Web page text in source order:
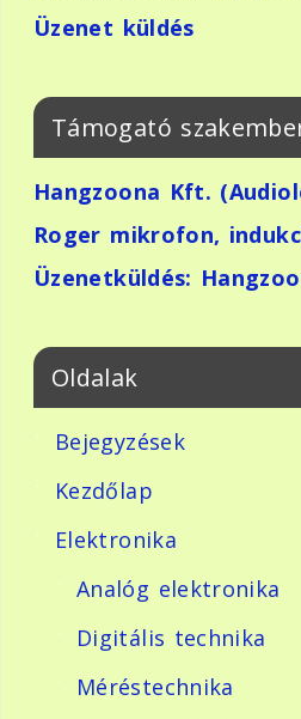
Üzenet küldés
Támogató
Hangzoona Kft.
Roger mikrofon,
Üzenetküldés:
Oldalak
Bejegyzések
Kezdőlap
Elektronika
Analóg elektronika
Digitális technika
Méréstechnika